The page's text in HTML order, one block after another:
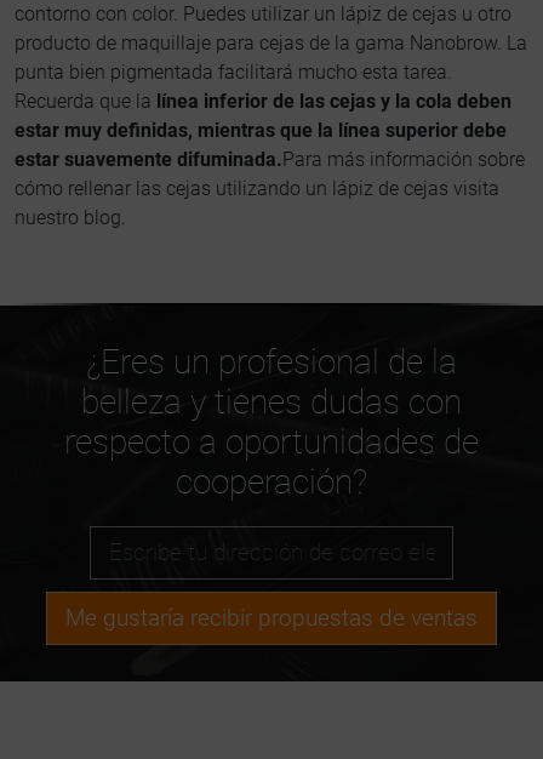
contorno con color. Puedes utilizar un lápiz de cejas u otro
producto de maquillaje para cejas de la gama Nanobrow. La
punta bien pigmentada facilitará mucho esta tarea.
Recuerda que la línea inferior de las cejas y la cola deben
estar muy definidas, mientras que la línea superior debe
estar suavemente difuminada.Para más información sobre
cómo rellenar las cejas utilizando un lápiz de cejas visita
nuestro blog.
¿Eres un profesional de la
belleza y tienes dudas con
respecto a oportunidades de
cooperación?
Me gustaría recibir propuestas de ventas